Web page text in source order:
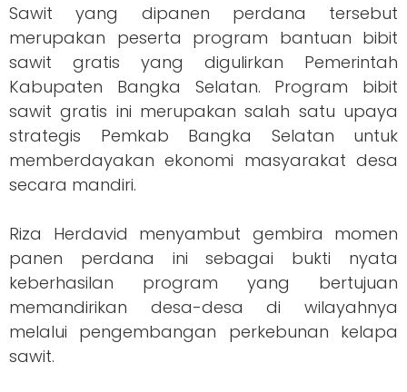
Sawit yang dipanen perdana tersebut
merupakan peserta program bantuan bibit
sawit gratis yang digulirkan Pemerintah
Kabupaten Bangka Selatan. Program bibit
sawit gratis ini merupakan salah satu upaya
strategis Pemkab Bangka Selatan untuk
memberdayakan ekonomi masyarakat desa
secara mandiri.
Riza Herdavid menyambut gembira momen
panen perdana ini sebagai bukti nyata
keberhasilan program yang bertujuan
memandirikan desa-desa di wilayahnya
melalui pengembangan perkebunan kelapa
sawit.